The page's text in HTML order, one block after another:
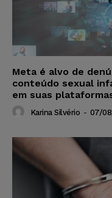
Meta é alvo de
conteúdo sexual
em suas
Karina Silvério - 07/